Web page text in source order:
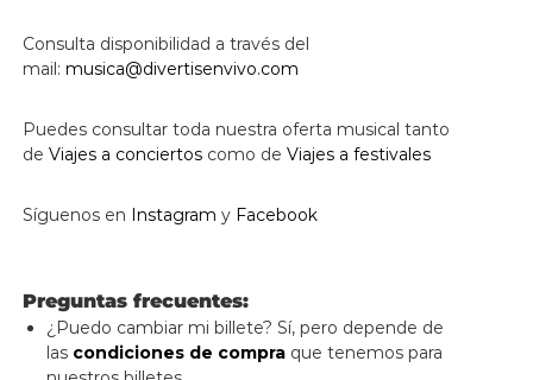
Consulta disponibilidad a través del
mail: musica@divertisenvivo.com
Puedes consultar toda nuestra oferta musical tanto
de Viajes a conciertoscomo de Viajes a festivales
Síguenos en Instagram y Facebook
Preguntas frecuentes:
¿Puedo cambiar mi billete? Sí, pero depende de
las condiciones de compraque tenemos para